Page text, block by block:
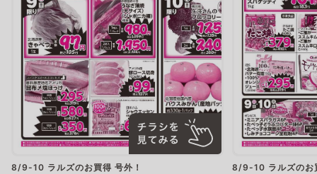
8/9-10 ラルズのお買得 号外！ 8/9-10 ラルズのお